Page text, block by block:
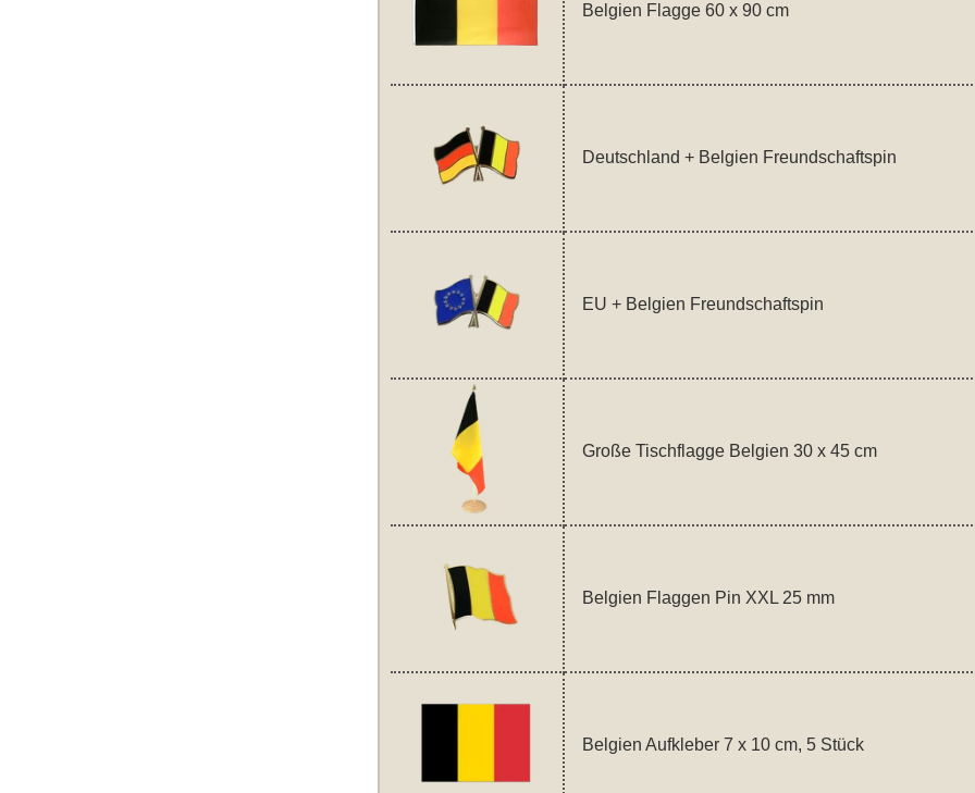
Belgien Flagge 60 x 90 cm
Deutschland + Belgien Freundschaftspin
EU + Belgien Freundschaftspin
Große Tischflagge Belgien 30 x 45 cm
Belgien Flaggen Pin XXL 25 mm
Belgien Aufkleber 7 x 10 cm, 5 Stück